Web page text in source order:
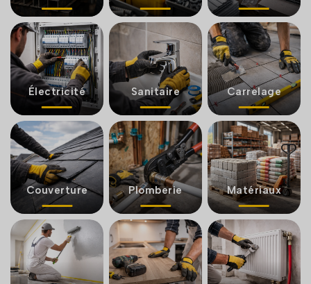
Électricité Sanitaire Carrelage
Couverture Plomberie Matériaux